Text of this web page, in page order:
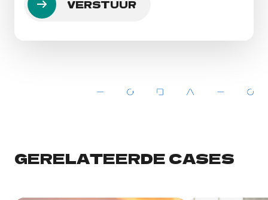
GERELATEERDE CASES